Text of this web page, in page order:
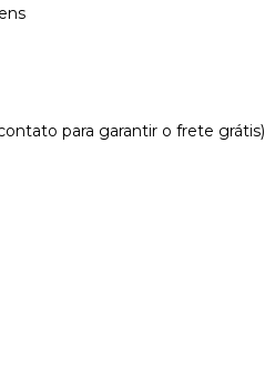
para garantir o frete grátis)